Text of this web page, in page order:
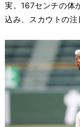
実。167センチの体
込み、スカウトの注